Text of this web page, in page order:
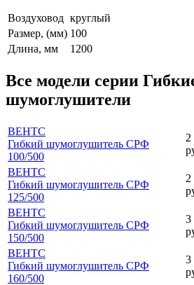
Воздуховод круглый
Размер, (мм) 100
Длина, мм
1200
Все модели серии
шумоглушители
ВЕНТС
Гибкий шумоглушитель СРФ
100/500
2
ВЕНТС
Гибкий шумоглушитель СРФ
125/500
2
ВЕНТС
Гибкий шумоглушитель СРФ
150/500
3
ВЕНТС
Гибкий шумоглушитель СРФ
160/500
3